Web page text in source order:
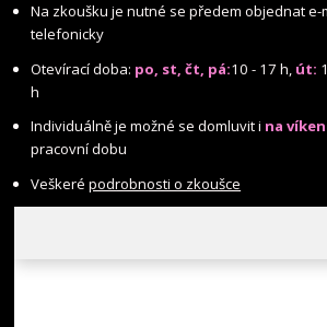
Na zkoušku je nutné se předem objednat e-
telefonicky
Otevírací doba: po, st, čt, pá:10 - 17 h, út:
h
Individuálně je možné se domluvit i na
pracovní dobu
Veškerépodrobnosti o zkoušce